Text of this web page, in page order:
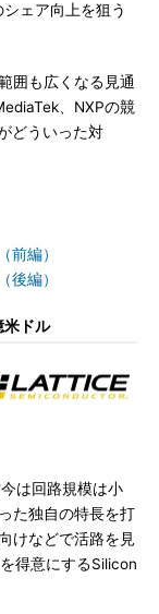
ェア向上を狙う
囲も広くなる見通
、NXPの競
どういった対
前編）
後編）
米ドル
は回路規模は小
た独自の特長を打
けなどで活路を見
得意にするSilicon